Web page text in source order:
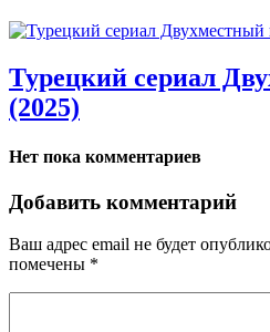
Турецкий сериал
(2025)
Нет пока комментариев
Добавить комментарий
Ваш адрес email не будет
помечены *